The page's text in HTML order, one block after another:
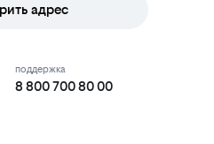
адрес
поддержка
8 800 700 80 00